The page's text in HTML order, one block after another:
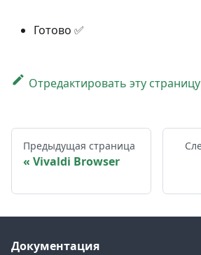
Готово ✅
Отредактировать эту страницу
Предыдущая страница
Vivaldi Browser
Документация